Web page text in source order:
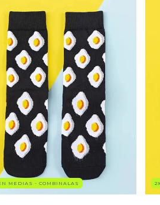
MEDIAS - COMBINALAS